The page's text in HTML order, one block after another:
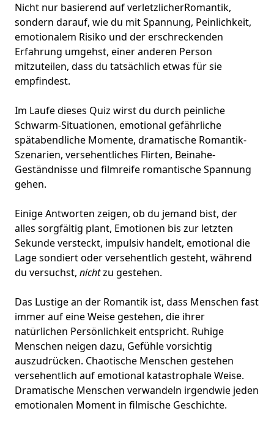
Nicht nur basierend auf verletzlicherRomantik,
sondern darauf, wie du mit Spannung, Peinlichkeit,
emotionalem Risiko und der erschreckenden
Erfahrung umgehst, einer anderen Person
mitzuteilen, dass du tatsächlich etwas für sie
empfindest.
Im Laufe dieses Quiz wirst du durch peinliche
Schwarm-Situationen, emotional gefährliche
spätabendliche Momente, dramatische Romantik-
Szenarien, versehentliches Flirten, Beinahe-
Geständnisse und filmreife romantische Spannung
gehen.
Einige Antworten zeigen, ob du jemand bist, der
alles sorgfältig plant, Emotionen bis zur letzten
Sekunde versteckt, impulsiv handelt, emotional die
Lage sondiert oder versehentlich gesteht, während
du versuchst, nichtzu gestehen.
Das Lustige an der Romantik ist, dass Menschen fast
immer auf eine Weise gestehen, die ihrer
natürlichen Persönlichkeit entspricht. Ruhige
Menschen neigen dazu, Gefühle vorsichtig
auszudrücken. Chaotische Menschen gestehen
versehentlich auf emotional katastrophale Weise.
Dramatische Menschen verwandeln irgendwie jeden
emotionalen Moment in filmische Geschichte.